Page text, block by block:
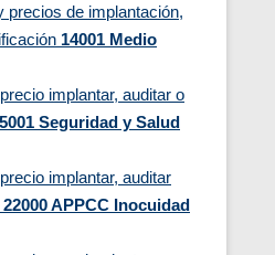
precios de implantación,
14001 Medio
implantar, auditar o
Seguridad y Salud
implantar, auditar
22000 APPCC Inocuidad